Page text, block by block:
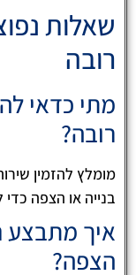
שאלות
רובה
מתי כדאי
רובה?
מומלץ להזמין
בנייה או הצפה
איך מתבצע
הצפה?